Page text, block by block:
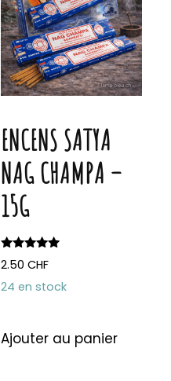
être
sur
la
ENCENS SATYA
NAG CHAMPA –
15G
Note
5.00
sur 5
2.50CHF
24 en stock
Ajouter au panier